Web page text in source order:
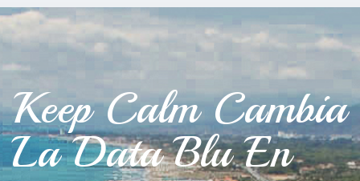
Keep Calm Cambia
La Data Blu En